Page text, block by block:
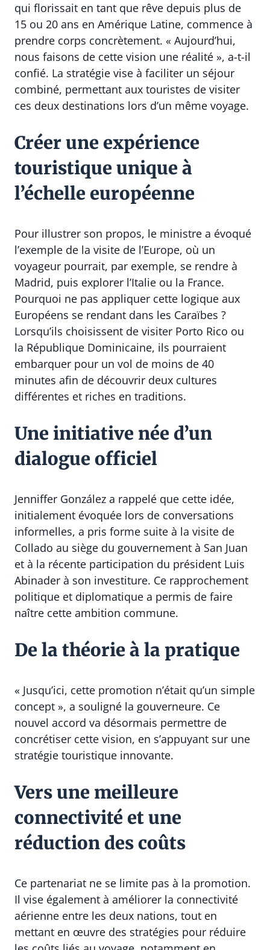
qui florissait en tant que rêve depuis plus de
15 ou 20 ans en Amérique Latine, commence à
prendre corps concrètement. « Aujourd’hui,
nous faisons de cette vision une réalité », a-t-il
confié. La stratégie vise à faciliter un séjour
combiné, permettant aux touristes de visiter
ces deux destinations lors d’un même voyage.
Créer une expérience
touristique unique à
l’échelle européenne
Pour illustrer son propos, le ministre a évoqué
l’exemple de la visite de l’Europe, où un
voyageur pourrait, par exemple, se rendre à
Madrid, puis explorer l’Italie ou la France.
Pourquoi ne pas appliquer cette logique aux
Européens se rendant dans les Caraïbes ?
Lorsqu’ils choisissent de visiter Porto Rico ou
la République Dominicaine, ils pourraient
embarquer pour un vol de moins de 40
minutes afin de découvrir deux cultures
différentes et riches en traditions.
Une initiative née d’un
dialogue officiel
Jenniffer González a rappelé que cette idée,
initialement évoquée lors de conversations
informelles, a pris forme suite à la visite de
Collado au siège du gouvernement à San Juan
et à la récente participation du président Luis
Abinader à son investiture. Ce rapprochement
politique et diplomatique a permis de faire
naître cette ambition commune.
De la théorie à la pratique
« Jusqu’ici, cette promotion n’était qu’un simple
concept », a souligné la gouverneure. Ce
nouvel accord va désormais permettre de
concrétiser cette vision, en s’appuyant sur une
stratégie touristique innovante.
Vers une meilleure
connectivité et une
réduction des coûts
Ce partenariat ne se limite pas à la promotion.
Il vise également à améliorer la connectivité
aérienne entre les deux nations, tout en
mettant en œuvre des stratégies pour réduire